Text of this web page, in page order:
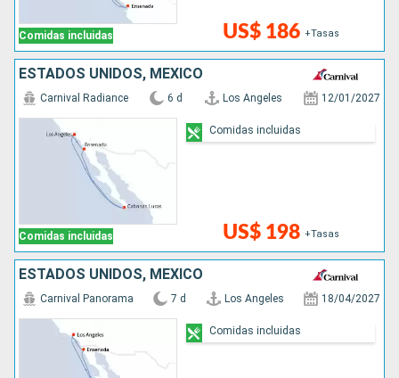
Comidas incluidas US$ 186 +Tasas
ESTADOS UNIDOS, MÉXICO
Comidas incluidas
Carnival Radiance 6 d Los Angeles 12/01/2027
US$ 198 +Tasas
Comidas incluidas
ESTADOS UNIDOS, MÉXICO
Carnival Panorama 7 d Los Angeles 18/04/2027
Comidas incluidas